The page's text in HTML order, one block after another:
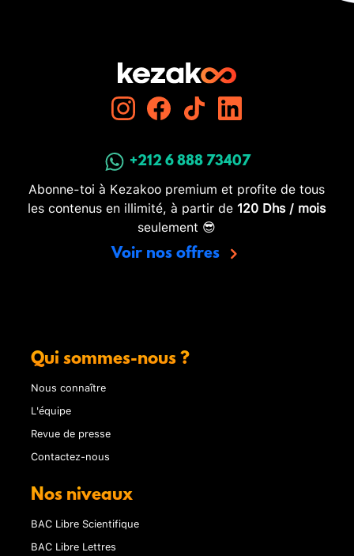
+212 6 888 73407
Abonne-toi à Kezakoo premium et profite de tous
les contenus en illimité, à partir de 120 Dhs / mois
seulement 😎
Voir nos offres
Qui sommes-nous ?
Nous connaître
L'équipe
Revue de presse
Contactez-nous
Nos niveaux
BAC Libre Scientifique
BAC Libre Lettres